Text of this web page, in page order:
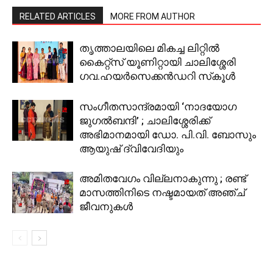
RELATED ARTICLES MORE FROM AUTHOR
തൃത്താലയിലെ മികച്ച ലിറ്റില്‍
കൈറ്റ്‌സ് യൂണിറ്റായി ചാലിശ്ശേരി
ഗവ.ഹയര്‍സെക്കന്‍ഡറി സ്‌കൂള്‍
സംഗീതസാന്ദ്രമായി ‘നാദയോഗ
ജുഗല്‍ബന്ദി’ ; ചാലിശ്ശേരിക്ക്
അഭിമാനമായി ഡോ. പി.വി. ബോസും
ആയുഷ് ദ്വിവേദിയും
അമിതവേഗം വില്ലനാകുന്നു ; രണ്ട്
മാസത്തിനിടെ നഷ്ടമായത് അഞ്ച്
ജീവനുകള്‍